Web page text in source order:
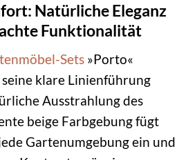
Natürliche Eleganz
Funktionalität
Sets »Porto«
klare Linienführung
Ausstrahlung des
beige Farbgebung fügt
Gartenumgebung ein und